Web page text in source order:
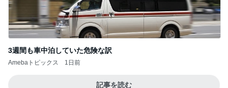
3週間も車中泊していた危険な訳
Amebaトピックス 1日前
記事を読む